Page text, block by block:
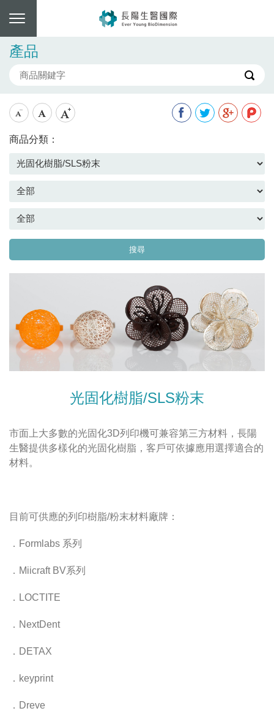
產品
商品分類：
光固化樹脂/SLS粉末
市面上大多數的光固化3D列印機可兼容第三方材料，長陽
生醫提供多樣化的光固化樹脂，客戶可依據應用選擇適合的
材料。
目前可供應的列印樹脂/粉末材料廠牌：
．Formlabs 系列
． Miicraft BV系列
． LOCTITE
． NextDent
． DETAX
． keyprint
． Dreve